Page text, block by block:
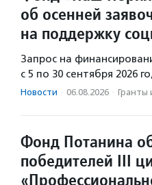
об осенней
на поддержку
Запрос на
с 5 по 30 сентября 2026
Новости · 06.08.2026 · Гранты
Фонд Потанина
победителей III